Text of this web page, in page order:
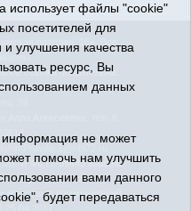
правда». 16+. Все
ссылка обязательна.
область, г. Ишим, ул.
IshimPravda-1@obl72.ru
Эл № ФС77-69445 выдано
в сфере связи,
массовых коммуникаций
использует файлы "cookie"
посетителей для
улучшения качества
ресурс, Вы
данных
не может
помочь нам улучшить
вами данного
будет передаваться